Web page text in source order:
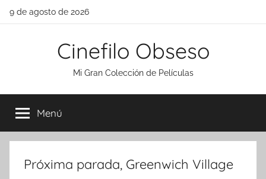
Saltar
9 de agosto de 2026
Cinefilo Obseso
Mi Gran Colección de Películas
Menú
Próxima parada, Greenwich Village